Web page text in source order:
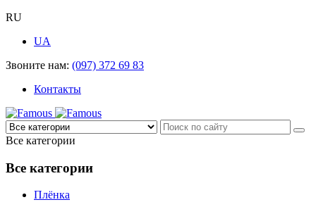
RU
UA
Звоните нам: (097) 372 69 83
Контакты
Все категории
Все категории
Плёнка